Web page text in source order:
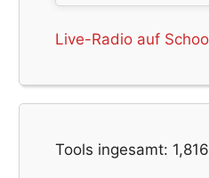
Live-Radio auf
Tools ingesamt: 1,816